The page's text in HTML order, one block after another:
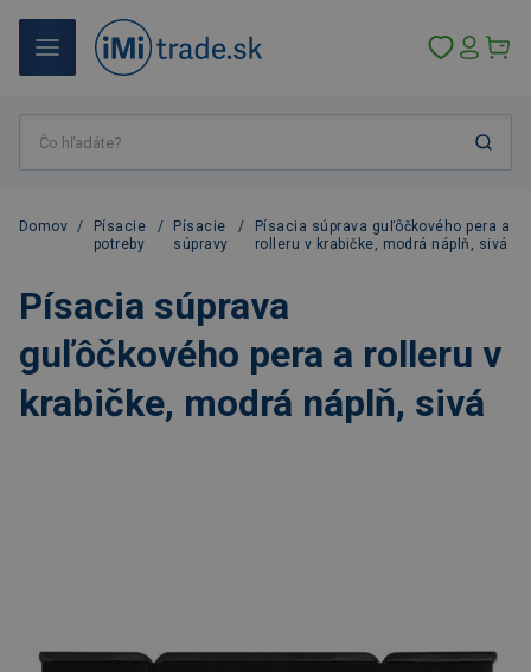
Domov /
Písacie
potreby
/
Písacie
súpravy
/
Písacia súprava guľôčkového pera a
rolleru v krabičke, modrá náplň, sivá
Písacia súprava
guľôčkového pera a rolleru v
krabičke, modrá náplň, sivá